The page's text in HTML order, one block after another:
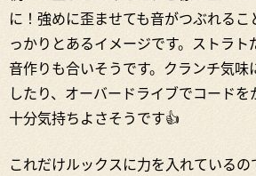
に！強めに歪ませても音がつぶれる
っかりとあるイメージです。ストラト
音作りも合いそうです。クランチ気味
したり、オーバードライブでコード
十分気持ちよさそうです👍
これだけルックスに力を入れているの